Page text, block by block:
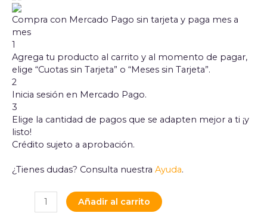
Compra con Mercado Pago sin tarjeta y paga mes a
mes
1
Agrega tu producto al carrito y al momento de pagar,
elige “Cuotas sin Tarjeta” o “Meses sin Tarjeta”.
2
Inicia sesión en Mercado Pago.
3
Elige la cantidad de pagos que se adapten mejor a ti ¡y
listo!
Crédito sujeto a aprobación.
¿Tienes dudas? Consulta nuestra Ayuda.
Añadir al carrito